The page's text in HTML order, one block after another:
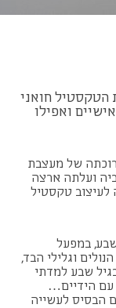
הטקסטיל חואני
ואפילו
של מעצבת
ועלתה ארצה
לעיצוב טקסטיל
במפעל
וגלילי הבד,
שבע למדתי
עם הידיים…
הבסיס לעשייה